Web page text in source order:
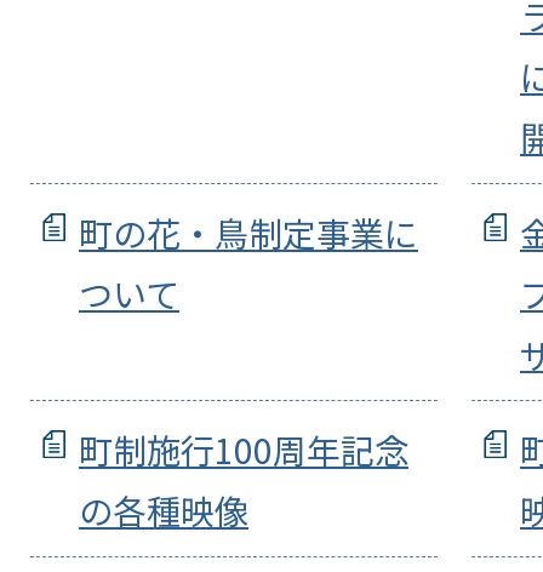
町の花・鳥制定事業に
ついて
町制施行100周年記念
の各種映像